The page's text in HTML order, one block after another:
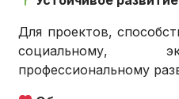
Для проектов,
социальному,
профессиональному